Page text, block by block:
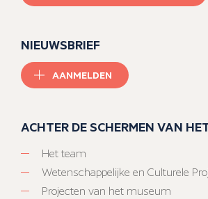
NIEUWSBRIEF
AANMELDEN
ACHTER DE SCHERMEN VAN
Het team
Wetenschappelijke en Culturele
Projecten van het museum